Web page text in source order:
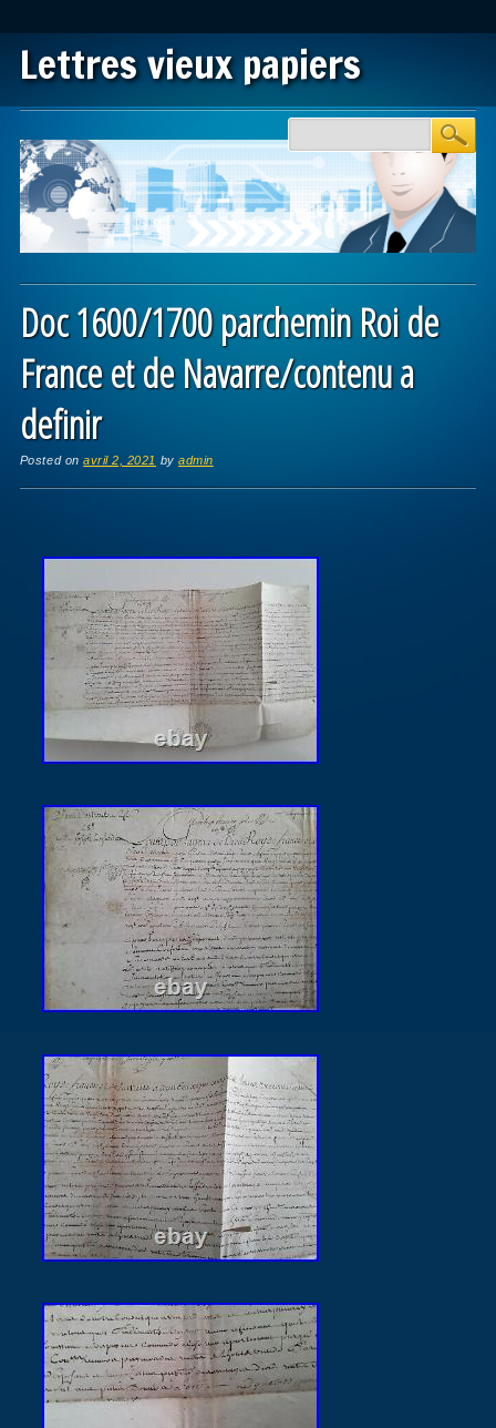
Lettres vieux papiers
Main menu
Doc 1600/1700 parchemin Roi de
France et de Navarre/contenu a
definir
Posted onavril 2, 2021 byadmin